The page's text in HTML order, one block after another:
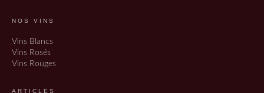
NOS VINS
Vins Blancs
Vins Rosés
Vins Rouges
ARTICLES